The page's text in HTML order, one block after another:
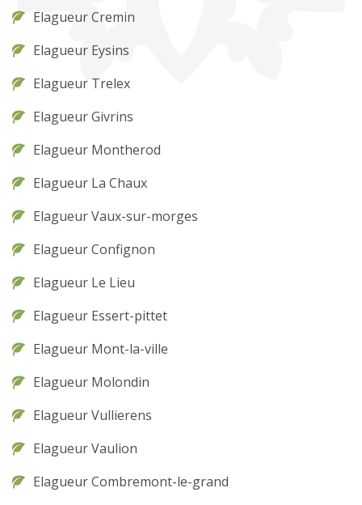
Elagueur Cremin
Elagueur Eysins
Elagueur Trelex
Elagueur Givrins
Elagueur Montherod
Elagueur La Chaux
Elagueur Vaux-sur-morges
Elagueur Confignon
Elagueur Le Lieu
Elagueur Essert-pittet
Elagueur Mont-la-ville
Elagueur Molondin
Elagueur Vullierens
Elagueur Vaulion
Elagueur Combremont-le-grand